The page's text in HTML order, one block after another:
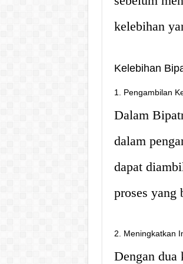
kelebihan
Kelebihan
1. Pengambilan
Dalam
dalam
dapat
proses yang
2. Meningkatkan
Dengan dua